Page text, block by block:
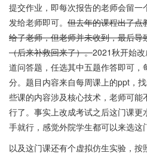
提交作业，即每次报告的老师会留
发给老师即可。 但去年的课程出了点
给了老师，但老师并未收到，最后
（后来补救回来了）。2021秋开始
道问答题，任选其中五题作答即可
分。题目内容来自每周课上的ppt，
些课的内容涉及核心技术，老师可
行了。事实上改成考试之后这门课
手就行，感觉外院学生都可以来选这
以及这门课还有个虚拟仿生实验，按